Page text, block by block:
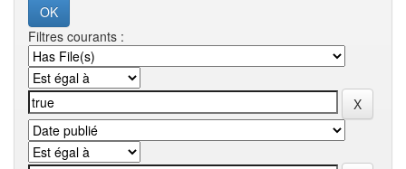
Filtres courants :